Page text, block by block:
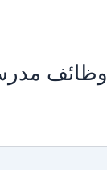
وظائف